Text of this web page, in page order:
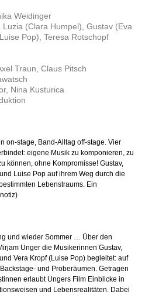
Weidinger
(Clara Humpel), Gustav (Eva
Pop), Teresa Rotschopf
Traun, Claus Pitsch
Nina Kusturica
on-stage, Band-Alltag off-stage. Vier
eigene Musik zu komponieren, zu
können, ohne Kompromisse! Gustav,
Luise Pop auf ihrem Weg durch die
Lebenstraums. Ein
und wieder Sommer … Über den
Unger die Musikerinnen Gustav,
Vera Kropf (Luise Pop) begleitet: auf
und Proberäumen. Getragen
erlaubt Ungers Film Einblicke in
und Lebensrealitäten. Dabei